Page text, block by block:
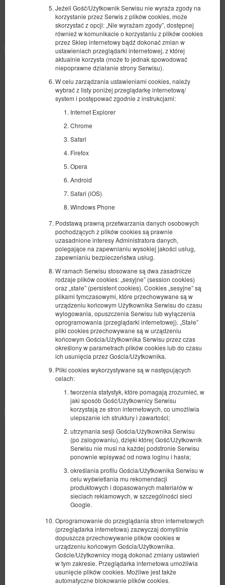
Jeżeli Gość/Użytkownik Serwisu nie wyraża zgody na
korzystanie przez Serwis z plików cookies, może
skorzystać z opcji: „Nie wyrażam zgody”, dostępnej
również w komunikacie o korzystaniu z plików cookies
przez Sklep internetowy bądź dokonać zmian w
ustawieniach przeglądarki internetowej, z której
aktualnie korzysta (może to jednak spowodować
niepoprawne działanie strony Serwisu).
W celu zarządzania ustawieniami cookies, należy
wybrać z listy poniżej przeglądarkę internetową/
system i postępować zgodnie z instrukcjami:
Internet Explorer
Chrome
Safari
Firefox
Opera
Android
Safari (iOS)
Windows Phone
Podstawą prawną przetwarzania danych osobowych
pochodzących z plików cookies są prawnie
uzasadnione interesy Administratora danych,
polegające na zapewnianiu wysokiej jakości usług,
zapewnianiu bezpieczeństwa usług.
W ramach Serwisu stosowane są dwa zasadnicze
rodzaje plików cookies: „sesyjne” (session cookies)
oraz „stałe” (persistent cookies). Cookies „sesyjne” są
plikami tymczasowymi, które przechowywane są w
urządzeniu końcowym Użytkownika Serwisu do czasu
wylogowania, opuszczenia Serwisu lub wyłączenia
oprogramowania (przeglądarki internetowej). „Stałe”
pliki cookies przechowywane są w urządzeniu
końcowym Gościa/Użytkownika Serwisu przez czas
określony w parametrach plików cookies lub do czasu
ich usunięcia przez Gościa/Użytkownika.
Pliki cookies wykorzystywane są w następujących
celach:
tworzenia statystyk, które pomagają zrozumieć, w
jaki sposób Gość/Użytkownicy Serwisu
korzystają ze stron internetowych, co umożliwia
ulepszanie ich struktury i zawartości;
utrzymania sesji Gościa/Użytkownika Serwisu
(po zalogowaniu), dzięki której Gość/Użytkownik
Serwisu nie musi na każdej podstronie Serwisu
ponownie wpisywać od nowa loginu i hasła;
określania profilu Gościa/Użytkownika Serwisu w
celu wyświetlania mu rekomendacji
produktowych i dopasowanych materiałów w
sieciach reklamowych, w szczególności sieci
Google.
Oprogramowanie do przeglądania stron internetowych
(przeglądarka internetowa) zazwyczaj domyślnie
dopuszcza przechowywanie plików cookies w
urządzeniu końcowym Gościa/Użytkownika.
Goście/Użytkownicy mogą dokonać zmiany ustawień
w tym zakresie. Przeglądarka internetowa umożliwia
usunięcie plików cookies. Możliwe jest także
automatyczne blokowanie plików cookies.
Udostępnij
Szczegóły Dostępność
Pokaż oferty
Kameralny apartament nad morzem
Possession
Dostępna liczba: 1
pow. 33,00 m2
1 sypialnia
1 łóżko podwójne (Double), 1 sofa rozkładana (Sofa Bed)
1 069,94 zł
2 osoby / 1 noc
100 PLN - wcześniejsza wprowadzka (early check-in) poza
standardowymi godzinami
100 PLN - późniejsza wyprowadzka (late check-out) poza
standardowymi godzinami
Sprzątanie apartamentów 2 pokoje 200 zł
Udostępnij
Szczegóły Dostępność
Apartament Stylowy Spichrzowa